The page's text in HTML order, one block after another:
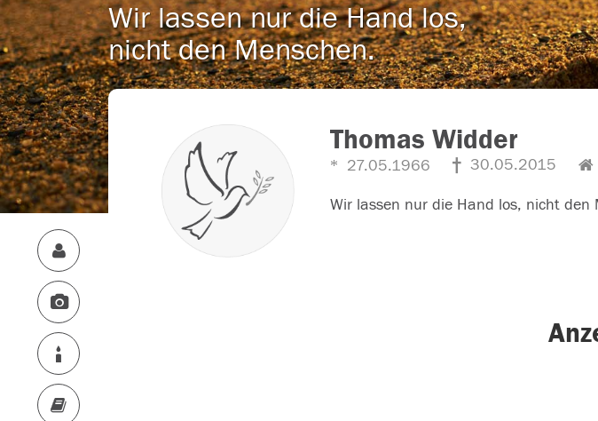
Wir lassen nur die Hand los,
nicht den Menschen.
Thomas Widder
27.05.1966 30.05.2015
Wir lassen nur die Hand los, nicht den